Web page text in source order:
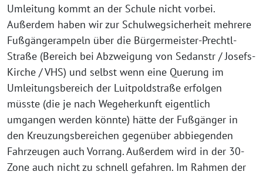
Umleitung kommt an der Schule nicht vorbei.
Außerdem haben wir zur Schulwegsicherheit mehrere
Fußgängerampeln über die Bürgermeister-Prechtl-
Straße (Bereich bei Abzweigung von Sedanstr / Josefs-
Kirche / VHS) und selbst wenn eine Querung im
Umleitungsbereich der Luitpoldstraße erfolgen
müsste (die je nach Wegeherkunft eigentlich
umgangen werden könnte) hätte der Fußgänger in
den Kreuzungsbereichen gegenüber abbiegenden
Fahrzeugen auch Vorrang. Außerdem wird in der 30-
Zone auch nicht zu schnell gefahren. Im Rahmen der